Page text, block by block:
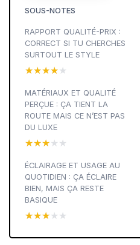
SOUS-NOTES
RAPPORT QUALITÉ-PRIX :
CORRECT SI TU CHERCHES
SURTOUT LE STYLE
★★★★★
★★★★★
MATÉRIAUX ET QUALITÉ
PERÇUE : ÇA TIENT LA
ROUTE MAIS CE N’EST PAS
DU LUXE
★★★★★
★★★★★
ÉCLAIRAGE ET USAGE AU
QUOTIDIEN : ÇA ÉCLAIRE
BIEN, MAIS ÇA RESTE
BASIQUE
★★★★★
★★★★★